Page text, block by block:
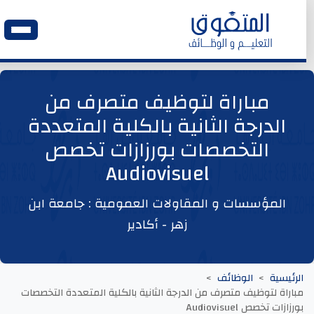
وظائف اليوم
وظائف عمومية
وظائف مصالح الدولة
مباراة لتوظيف متصرف من
الدرجة الثانية بالكلية المتعددة
التخصصات بورزازات تخصص
Audiovisuel
المؤسسات و المقاولات العمومية : جامعة ابن
زهر - أكادير
الرئيسية الوظائف
مباراة لتوظيف متصرف من الدرجة الثانية بالكلية المتعددة التخصصات
بورزازات تخصص Audiovisuel